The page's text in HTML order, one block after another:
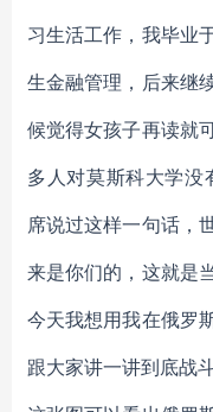
习生活工作，我毕业
生金融管理，后来继
候觉得女孩子再读就
多人对莫斯科大学没
席说过这样一句话，
来是你们的，这就是
今天我想用我在俄罗
跟大家讲一讲到底战